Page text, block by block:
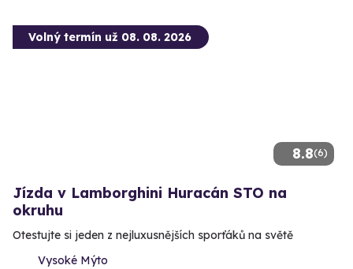
8.8(6)
Volný termín už 08. 08. 2026
Jízda v Lamborghini Huracán STO na
okruhu
Otestujte si jeden z nejluxusnějších sporťáků na světě
Vysoké Mýto